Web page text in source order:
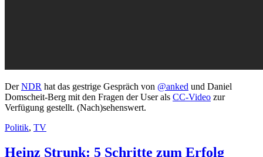
DerNDR hat das gestrige Gespräch von @anked und Daniel
Domscheit-Berg mit den Fragen der User als CC-Video zur
Verfügung gestellt. (Nach)sehenswert.
Politik, TV
Heinz Strunk: 5 Schritte zum Erfolg